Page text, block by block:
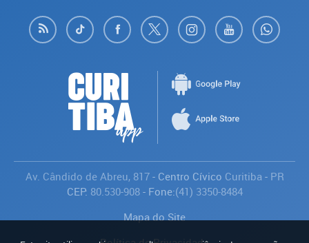
Av. Cândido de Abreu, 817- Centro Cívico Curitiba - PR
CEP: 80.530-908- Fone:(41) 3350-8484
Mapa do Site